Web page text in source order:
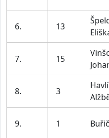
6. 13
7. 15
8. 3
9. 1